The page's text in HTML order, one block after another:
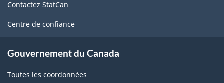
ce
site
Contactez StatCan
Centre de confiance
Gouvernement du Canada
Toutes les coordonnées